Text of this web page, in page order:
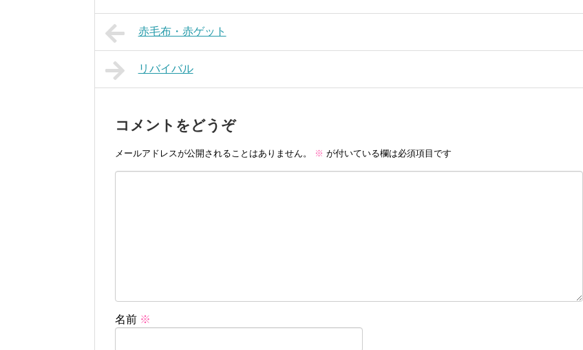
赤毛布・赤ゲット
リバイバル
コメントをどうぞ
メールアドレスが公開されることはありません。 ※ が付いている欄は必須項目です
名前 ※